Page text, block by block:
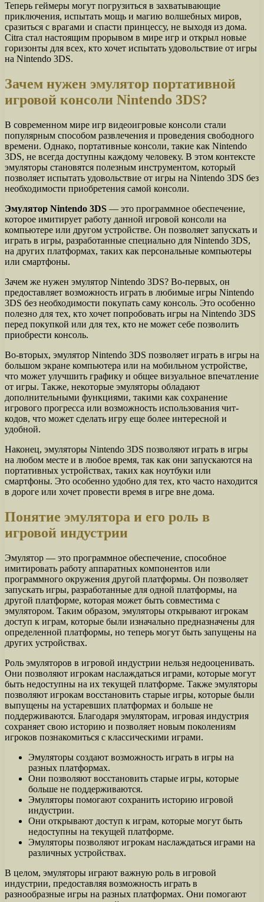
Теперь геймеры могут погрузиться в захватывающие
приключения, испытать мощь и магию волшебных миров,
сразиться с врагами и спасти принцессу, не выходя из дома.
Citra стал настоящим прорывом в мире игр и открыл новые
горизонты для всех, кто хочет испытать удовольствие от игры
на Nintendo 3DS.
Зачем нужен эмулятор портативной
игровой консоли Nintendo 3DS?
В современном мире игр видеоигровые консоли стали
популярным способом развлечения и проведения свободного
времени. Однако, портативные консоли, такие как Nintendo
3DS, не всегда доступны каждому человеку. В этом контексте
эмуляторы становятся полезным инструментом, который
позволяет испытать удовольствие от игры на Nintendo 3DS без
необходимости приобретения самой консоли.
Эмулятор Nintendo 3DS — это программное обеспечение,
которое имитирует работу данной игровой консоли на
компьютере или другом устройстве. Он позволяет запускать и
играть в игры, разработанные специально для Nintendo 3DS,
на других платформах, таких как персональные компьютеры
или смартфоны.
Зачем же нужен эмулятор Nintendo 3DS? Во-первых, он
предоставляет возможность играть в любимые игры Nintendo
3DS без необходимости покупать саму консоль. Это особенно
полезно для тех, кто хочет попробовать игры на Nintendo 3DS
перед покупкой или для тех, кто не может себе позволить
приобрести консоль.
Во-вторых, эмулятор Nintendo 3DS позволяет играть в игры на
большом экране компьютера или на мобильном устройстве,
что может улучшить графику и общее визуальное впечатление
от игры. Также, некоторые эмуляторы обладают
дополнительными функциями, такими как сохранение
игрового прогресса или возможность использования чит-
кодов, что может сделать игру еще более интересной и
удобной.
Наконец, эмуляторы Nintendo 3DS позволяют играть в игры
на любом месте и в любое время, так как они запускаются на
портативных устройствах, таких как ноутбуки или
смартфоны. Это особенно удобно для тех, кто часто находится
в дороге или хочет провести время в игре вне дома.
Понятие эмулятора и его роль в
игровой индустрии
Эмулятор — это программное обеспечение, способное
имитировать работу аппаратных компонентов или
программного окружения другой платформы. Он позволяет
запускать игры, разработанные для одной платформы, на
другой платформе, которая может быть совместима с
эмулятором. Таким образом, эмуляторы открывают игрокам
доступ к играм, которые были изначально предназначены для
определенной платформы, но теперь могут быть запущены на
других устройствах.
Роль эмуляторов в игровой индустрии нельзя недооценивать.
Они позволяют игрокам наслаждаться играми, которые могут
быть недоступны на их текущей платформе. Также эмуляторы
позволяют игрокам восстановить старые игры, которые были
выпущены на устаревших платформах и больше не
поддерживаются. Благодаря эмуляторам, игровая индустрия
сохраняет свою историю и позволяет новым поколениям
игроков познакомиться с классическими играми.
Эмуляторы создают возможность играть в игры на
разных платформах.
Они позволяют восстановить старые игры, которые
больше не поддерживаются.
Эмуляторы помогают сохранить историю игровой
индустрии.
Они открывают доступ к играм, которые могут быть
недоступны на текущей платформе.
Эмуляторы позволяют игрокам наслаждаться играми на
различных устройствах.
В целом, эмуляторы играют важную роль в игровой
индустрии, предоставляя возможность играть в
разнообразные игры на разных платформах. Они помогают